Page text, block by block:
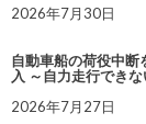
2026年7月30日
自動車船の荷役中断
入 ～自力走行でき
2026年7月27日